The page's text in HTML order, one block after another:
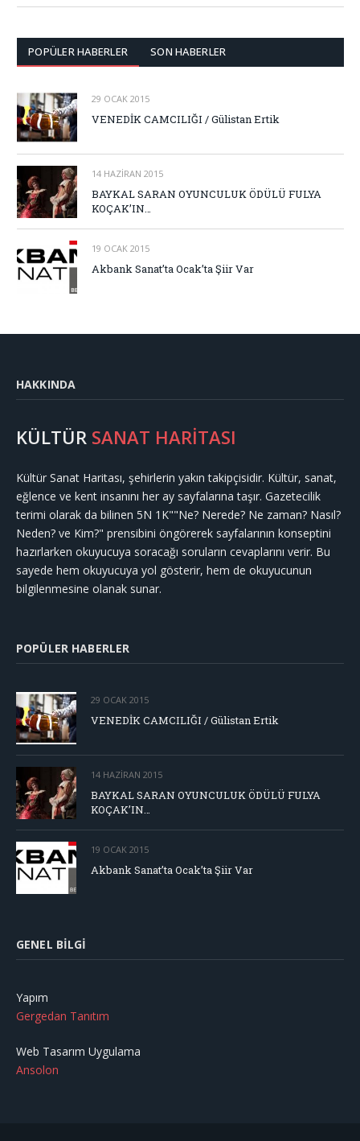
POPÜLER HABERLER SON HABERLER
29 OCAK 2015
VENEDİK CAMCILIĞI / Gülistan Ertik
14 HAZIRAN 2015
BAYKAL SARAN OYUNCULUK ÖDÜLÜ FULYA
KOÇAK’IN…
19 OCAK 2015
Akbank Sanat’ta Ocak’ta Şiir Var
HAKKINDA
KÜLTÜR SANAT HARİTASI
Kültür Sanat Haritası, şehirlerin yakın takipçisidir. Kültür, sanat,
eğlence ve kent insanını her ay sayfalarına taşır. Gazetecilik
terimi olarak da bilinen 5N 1K""Ne? Nerede? Ne zaman? Nasıl?
Neden? ve Kim?" prensibini öngörerek sayfalarının konseptini
hazırlarken okuyucuya soracağı soruların cevaplarını verir. Bu
sayede hem okuyucuya yol gösterir, hem de okuyucunun
bilgilenmesine olanak sunar.
POPÜLER HABERLER
29 OCAK 2015
VENEDİK CAMCILIĞI / Gülistan Ertik
14 HAZIRAN 2015
BAYKAL SARAN OYUNCULUK ÖDÜLÜ FULYA
KOÇAK’IN…
19 OCAK 2015
Akbank Sanat’ta Ocak’ta Şiir Var
GENEL BILGI
Yapım
Gergedan Tanıtım
Web Tasarım Uygulama
Ansolon